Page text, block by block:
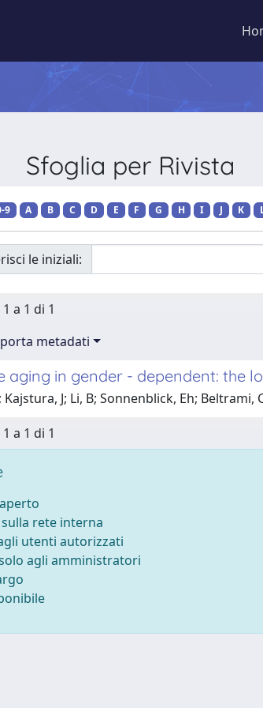
Sfoglia per Rivista
9 A B C D E F G H I J K
le iniziali:
a 1 di 1
metadati
in gender - dependent: the
Kajstura, J; Li, B; Sonnenblick, Eh;
a 1 di 1
rete interna
utenti autorizzati
agli amministratori